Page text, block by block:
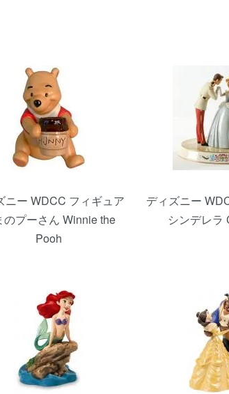
ニー WDCC フィギュア
のプーさん Winnie the
Pooh
ディズニー
シンデレラ